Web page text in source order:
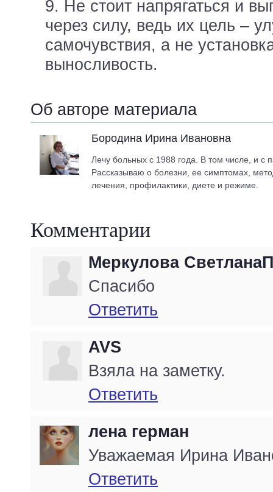
9. Не стоит напрягаться и
через силу, ведь их цель –
самочувствия, а не
выносливость.
Об авторе материала
Бородина Ирина Ивановна
Лечу больных с 1988 года. В том числе, и с
Рассказываю о болезни, ее симптомах,
лечения, профилактики, диете и режиме.
Комментарии
Меркулова
Спасибо
Ответить
AVS
Взяла на заметку.
Ответить
лена герман
Уважаемая Ирина
Ответить